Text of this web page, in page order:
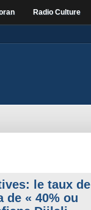
Radio Culture
le taux de
de « 40% ou